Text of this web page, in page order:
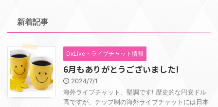
新着記事
DxLive・ライブチャット情報
6月もありがとうございました!
2024/7/1
海外ライブチャット、堅調です! 歴史的な円安ドル
高ですが、チップ制の海外ライブチャットには日本